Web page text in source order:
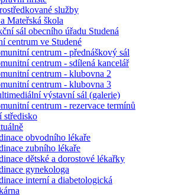
služby
Mateřská škola
sál obecního úřadu Studená
centrum ve Studené
centrum - přednáškový sál
centrum - sdílená kancelář
centrum - klubovna 2
centrum - klubovna 3
výstavní sál (galerie)
centrum - rezervace termínů
středisko
obvodního lékaře
zubního lékaře
dětské a dorostové lékařky
gynekologa
interní a diabetologická